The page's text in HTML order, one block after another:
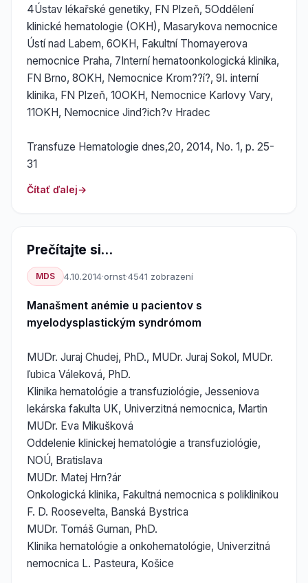
4Ústav lékařské genetiky, FN Plzeň, 5Oddělení
klinické hematologie (OKH), Masarykova nemocnice
Ústí nad Labem, 6OKH, Fakultní Thomayerova
nemocnice Praha, 7Interní hematoonkologická klinika,
FN Brno, 8OKH, Nemocnice Krom??í?, 9I. interní
klinika, FN Plzeň, 10OKH, Nemocnice Karlovy Vary,
11OKH, Nemocnice Jind?ich?v Hradec
Transfuze Hematologie dnes,20, 2014, No. 1, p. 25-
31
Čítať ďalej
Prečítajte si...
MDS 4.10.2014·ornst·4541 zobrazení
Manašment anémie u pacientov s
myelodysplastickým syndrómom
MUDr. Juraj Chudej, PhD., MUDr. Juraj Sokol, MUDr.
ľubica Váleková, PhD.
Klinika hematológie a transfuziológie, Jesseniova
lekárska fakulta UK, Univerzitná nemocnica, Martin
MUDr. Eva Mikušková
Oddelenie klinickej hematológie a transfuziológie,
NOÚ, Bratislava
MUDr. Matej Hrn?ár
Onkologická klinika, Fakultná nemocnica s poliklinikou
F. D. Roosevelta, Banská Bystrica
MUDr. Tomáš Guman, PhD.
Klinika hematológie a onkohematológie, Univerzitná
nemocnica L. Pasteura, Košice